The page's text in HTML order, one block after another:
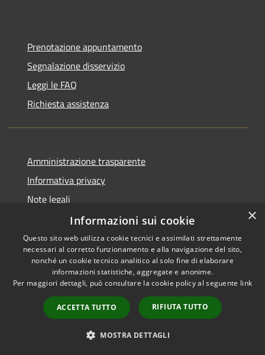
Prenotazione appuntamento
Segnalazione disservizio
Leggi le FAQ
Richiesta assistenza
Amministrazione trasparente
Informativa privacy
Note legali
Dichiarazione di accessibilità
RSS
Accessibilità
Copyright © 2026 • Comune di
Impruneta • Powered by
Municipium•
Accesso
redazione
×
Informazioni sui cookie
Questo sito web utilizza cookie tecnici e assimilati strettamente
necessari al corretto funzionamento e alla navigazione del sito,
nonché un cookie tecnico analitico al solo fine di elaborare
informazioni statistiche, aggregate e anonime.
Per maggiori dettagli, può consultare la cookie policy al seguente link
ACCETTA TUTTO RIFIUTA TUTTO
MOSTRA DETTAGLI